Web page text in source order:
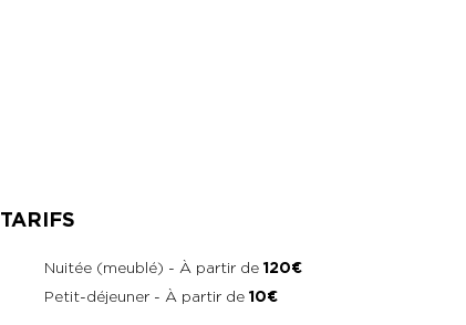
TARIFS
Nuitée (meublé) - À partir de 120€
Petit-déjeuner - À partir de 10€